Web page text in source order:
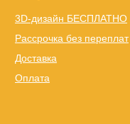
3D-дизайн БЕСПЛАТНО
Рассрочка без переплат
Доставка
Оплата